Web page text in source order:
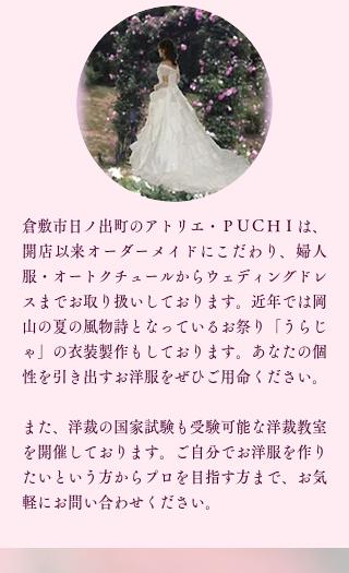
倉敷市日ノ出町のアトリエ・ＰＵＣＨＩは、
開店以来オーダーメイドにこだわり、婦人
服・オートクチュールからウェディングドレ
スまでお取り扱いしております。近年では岡
山の夏の風物詩となっているお祭り「うらじ
ゃ」の衣装製作もしております。あなたの個
性を引き出すお洋服をぜひご用命ください。
また、洋裁の国家試験も受験可能な洋裁教室
を開催しております。ご自分でお洋服を作り
たいという方からプロを目指す方まで、お気
軽にお問い合わせください。